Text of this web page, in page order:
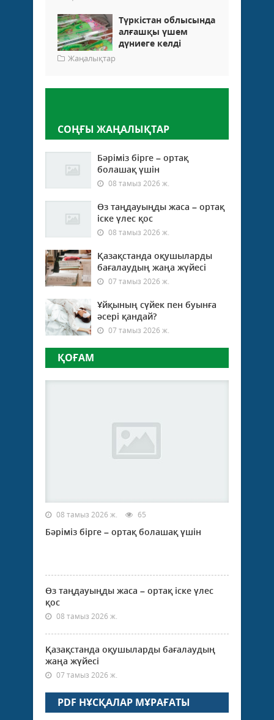
Түркістан облысында
алғашқы үшем
дүниеге келді
Жаңалықтар
СОҢҒЫ ЖАҢАЛЫҚТАР
Бәріміз бірге – ортақ
болашақ үшін
08 тамыз 2026 ж.
Өз таңдауыңды жаса – ортақ
іске үлес қос
08 тамыз 2026 ж.
Қазақстанда оқушыларды
бағалаудың жаңа жүйесі
07 тамыз 2026 ж.
Ұйқының сүйек пен буынға
әсері қандай?
07 тамыз 2026 ж.
ҚОҒАМ
08 тамыз 2026 ж. 65
Бәріміз бірге – ортақ болашақ үшін
Өз таңдауыңды жаса – ортақ іске үлес
қос
08 тамыз 2026 ж.
Қазақстанда оқушыларды бағалаудың
жаңа жүйесі
07 тамыз 2026 ж.
PDF НҰСҚАЛАР МҰРАҒАТЫ